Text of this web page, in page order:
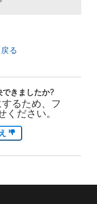
る
できましたか?
るため、フ
ください。